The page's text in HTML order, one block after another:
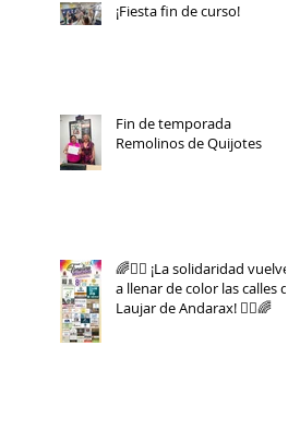
¡Fiesta fin de curso!
Fin de temporada
Remolinos de Quijotes
🌈🏃‍♀️ ¡La solidaridad vuelve
a llenar de color las calles de
Laujar de Andarax! 🏃‍♂️🌈